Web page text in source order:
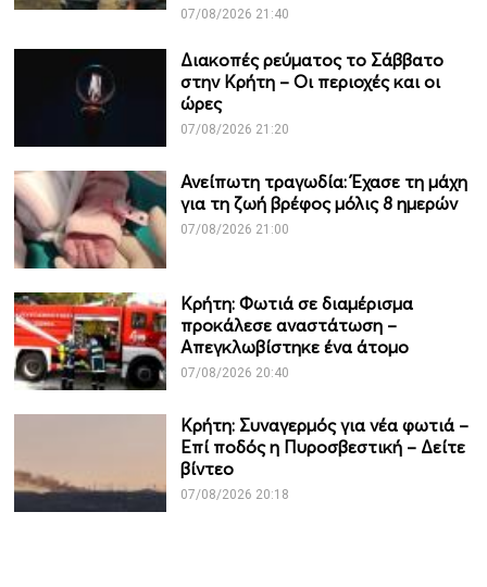
07/08/2026 21:40
Διακοπές ρεύματος το Σάββατο
στην Κρήτη – Οι περιοχές και οι
ώρες
07/08/2026 21:20
Ανείπωτη τραγωδία: Έχασε τη μάχη
για τη ζωή βρέφος μόλις 8 ημερών
07/08/2026 21:00
Κρήτη: Φωτιά σε διαμέρισμα
προκάλεσε αναστάτωση –
Απεγκλωβίστηκε ένα άτομο
07/08/2026 20:40
Κρήτη: Συναγερμός για νέα φωτιά –
Επί ποδός η Πυροσβεστική – Δείτε
βίντεο
07/08/2026 20:18